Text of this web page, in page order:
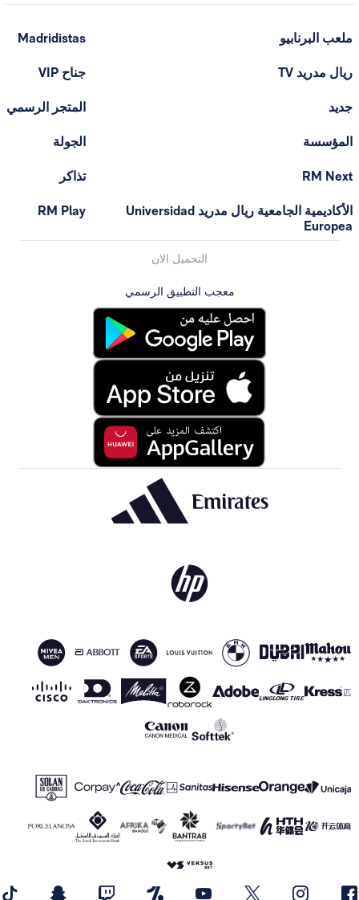
ملعب البرنابيو
ريال مدريد TV
جديد
المؤسسة
RM Next
الأكاديمية الجامعية ريال مدريد Universidad
Europea
Madridistas
جناح VIP
المتجر الرسمي
الجولة
تذاكر
RM Play
التحميل الان
معجب التطبيق الرسمي